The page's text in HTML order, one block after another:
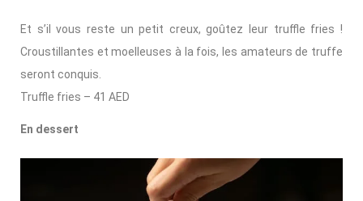
Et s’il vous reste un petit creux, goûtez leur truffle fries !
Croustillantes et moelleuses à la fois, les amateurs de truffe
seront conquis.
Truffle fries – 41 AED
En dessert